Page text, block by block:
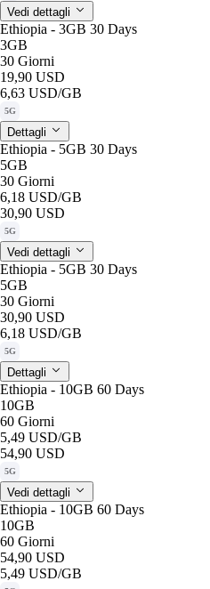
Vedi dettagli
Ethiopia - 3GB 30 Days
3GB
30 Giorni
19,90 USD
6,63 USD/GB
5G
Dettagli
Ethiopia - 5GB 30 Days
5GB
30 Giorni
6,18 USD/GB
30,90 USD
5G
Vedi dettagli
Ethiopia - 5GB 30 Days
5GB
30 Giorni
30,90 USD
6,18 USD/GB
5G
Dettagli
Ethiopia - 10GB 60 Days
10GB
60 Giorni
5,49 USD/GB
54,90 USD
5G
Vedi dettagli
Ethiopia - 10GB 60 Days
10GB
60 Giorni
54,90 USD
5,49 USD/GB